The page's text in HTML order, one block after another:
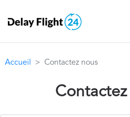
Accueil Contactez nous